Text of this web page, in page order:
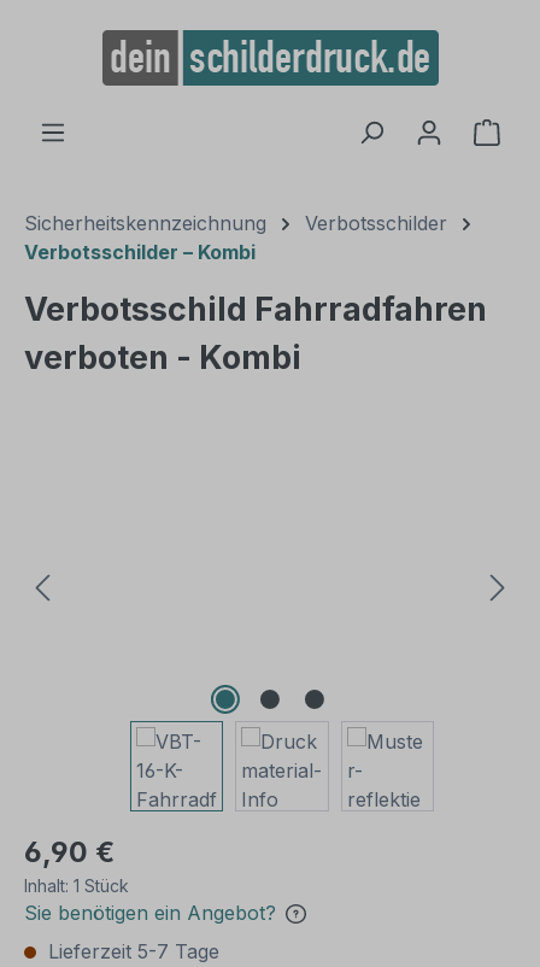
springen
Sicherheitskennzeichnung
Verbotsschilder
Verbotsschilder – Kombi
Verbotsschild Fahrradfahren
verboten - Kombi
6,90 €
Inhalt: 1 Stück
Sie benötigen ein Angebot?
Lieferzeit 5-7 Tage